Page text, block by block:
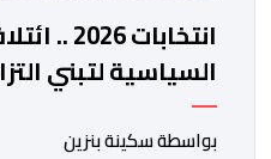
انتخابات
السياسية لتبني
المناطق الجبلية
بواسطة سكينة بنزين